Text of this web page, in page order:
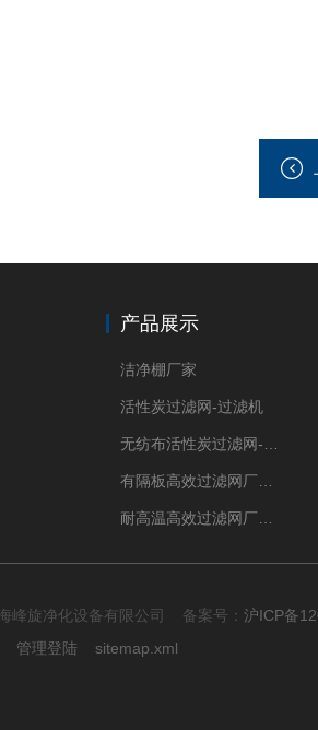
产品展示
洁净棚厂家
活性炭过滤网-过滤机
峰旋净化设备有限公司 备案号： 沪ICP备
管理登陆 sitemap.xml